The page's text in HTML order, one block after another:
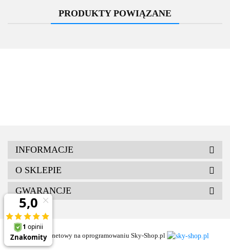
PRODUKTY POWIĄZANE
INFORMACJE
O SKLEPIE
GWARANCJE
Sklep internetowy na oprogramowaniu Sky-Shop.pl